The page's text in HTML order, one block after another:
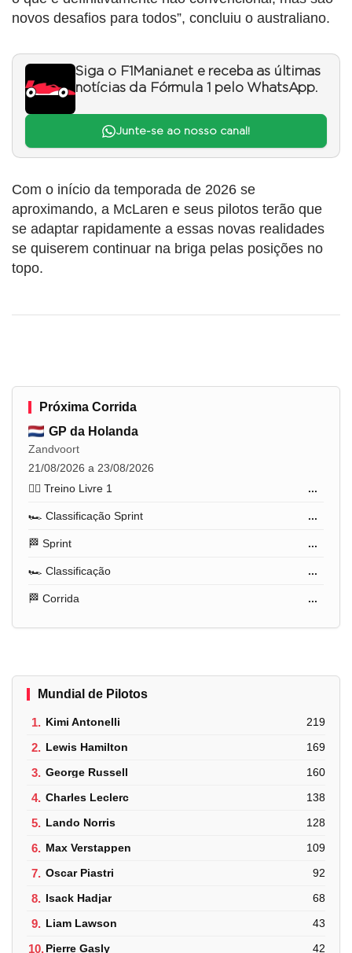
novos desafios para todos”, concluiu o australiano.
Siga o F1Mania.net e receba as últimas
notícias da Fórmula 1 pelo WhatsApp.
Junte-se ao nosso canal!
Com o início da temporada de 2026 se
aproximando, a McLaren e seus pilotos terão que
se adaptar rapidamente a essas novas realidades
se quiserem continuar na briga pelas posições no
topo.
Próxima Corrida
GP da Holanda
Zandvoort
21/08/2026 a 23/08/2026
🏋️‍♂️ Treino Livre 1
...
🏎️ Classificação Sprint ...
🏁 Sprint ...
🏎️ Classificação ...
🏁 Corrida ...
Mundial de Pilotos
1. Kimi Antonelli 219
2. Lewis Hamilton 169
3. George Russell 160
4. Charles Leclerc 138
5. Lando Norris 128
6. Max Verstappen 109
7. Oscar Piastri 92
8. Isack Hadjar 68
9. Liam Lawson 43
10.Pierre Gasly 42